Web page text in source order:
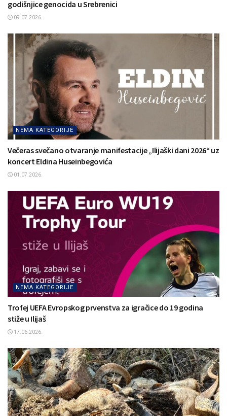
godišnjice genocida u Srebrenici
09.07.2026.
NEMA KATEGORIJE
Večeras svečano otvaranje manifestacije „Ilijaški dani 2026“ uz
koncert Eldina Huseinbegovića
01.07.2026.
NEMA KATEGORIJE
Trofej UEFA Evropskog prvenstva za igračice do 19 godina
stiže u Ilijaš
17.06.2026.